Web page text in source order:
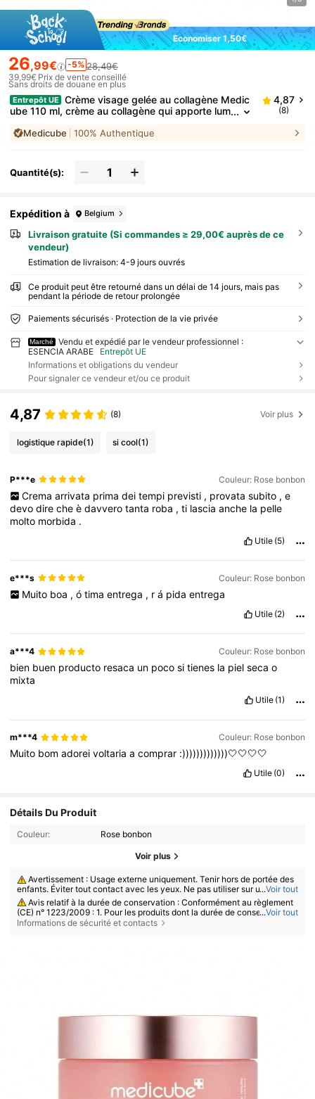
Économiser 1,50€
26,99€ -5% 28,49€
39,99€ Prix de vente conseillé
Sans droits de douane en plus
Entrepôt UE
Crème visage gelée au collagène Medic
ube 110 ml, crème au collagène qui apporte lum
in coréen, nouveauté K-Beauty
4,87
(8)
Medicube 100% Authentique
Quantité(s):
Expédition à Belgium
Livraison gratuite (Si commandes ≥ 29,00€ auprès de ce
vendeur)
Estimation de livraison: 4-9 jours ouvrés
Ce produit peut être retourné dans un délai de 14 jours, mais pas
pendant la période de retour prolongée
Paiements sécurisés · Protection de la vie privée
Marché
Vendu et expédié par le vendeur professionnel :
ESENCIA ARABE
Entrepôt UE
Informations et obligations du vendeur
Pour signaler ce vendeur et/ou ce produit
4,87 (8) Voir plus
logistique rapide(1) si cool(1)
P***e Couleur: Rose bonbon
Crema arrivata prima dei tempi previsti , provata subito , e
devodirecheèdavverotanta roba ,ti lasciaanche la pelle
molto morbida .
Utile (5)
e***s Couleur: Rose bonbon
Muito boa , ó tima entrega , r á pida entrega
Utile (2)
a***4 Couleur: Rose bonbon
bien buen producto resaca un pocositienes la pielsecao
mixta
Utile (1)
m***4 Couleur: Rose bonbon
Muito bomadoreivoltariaacomprar :)))))))))))))🤍🤍🤍🤍
Utile (0)
Détails Du Produit
Couleur: Rose bonbon
Voir plus
Avertissement : Usage externe uniquement. Tenir hors de portée des
enfants. Éviter tout contact avec les yeux. Ne pas utiliser sur une peau l
ésée ou irritée. Cesser l’utilisation en cas d’irritation.
...Voir tout
Avis relatif à la durée de conservation : Conformément au règlement
(CE) n° 1223/2009 : 1. Pour les produits dont la durée de conservation to
tale est ≤ 30 mois : la date de péremption est indiquée par un symbole d
e détérioration.
...Voir tout
Informations de sécurité et contacts